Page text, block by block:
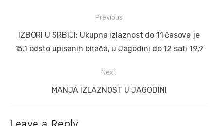
navigation
Previous
Previous
post:
IZBORI U SRBIJI: Ukupna izlaznost do 11 časova je
15,1 odsto upisanih birača, u Jagodini do 12 sati 19,9
Next
Next
MANJA IZLAZNOST U JAGODINI
Leave a Reply